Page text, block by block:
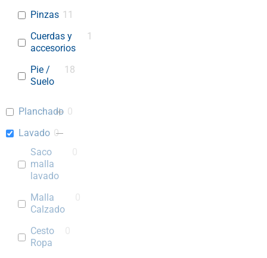
Pinzas 11
Cuerdas y
accesorios
1
Pie /
Suelo
18
Planchado 0
Lavado 0
Saco
malla
lavado
Malla
Calzado
Cesto
Ropa